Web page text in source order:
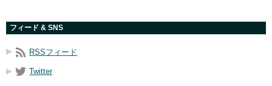
フィード & SNS
RSSフィード
Twitter